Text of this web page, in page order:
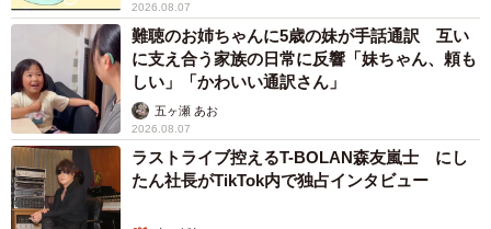
2026.08.07
難聴のお姉ちゃんに5歳の妹が手話通訳 互い
に支え合う家族の日常に反響「妹ちゃん、頼も
しい」「かわいい通訳さん」
五ヶ瀬 あお
2026.08.07
ラストライブ控えるT-BOLAN森友嵐士 にし
たん社長がTikTok内で独占インタビュー